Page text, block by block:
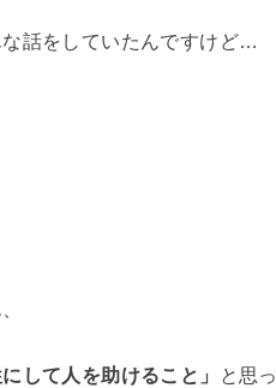
話をしていたんですけど…
して人を助けること」 と思